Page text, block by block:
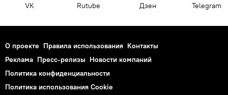
VK Rutube Дзен Telegram
О проекте Правила использования Контакты
Реклама Пресс-релизы Новости компаний
Политика конфиденциальности
Политика использования Cookie